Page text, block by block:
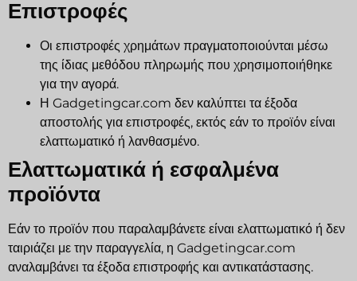
Επιστροφές
Οι επιστροφές χρημάτων πραγματοποιούνται μέσω
της ίδιας μεθόδου πληρωμής που χρησιμοποιήθηκε
για την αγορά.
Η Gadgetingcar.com δεν καλύπτει τα έξοδα
αποστολής για επιστροφές, εκτός εάν το προϊόν είναι
ελαττωματικό ή λανθασμένο.
Ελαττωματικά ή εσφαλμένα
προϊόντα
Εάν το προϊόν που παραλαμβάνετε είναι ελαττωματικό ή δεν
ταιριάζει με την παραγγελία, η Gadgetingcar.com
αναλαμβάνει τα έξοδα επιστροφής και αντικατάστασης.